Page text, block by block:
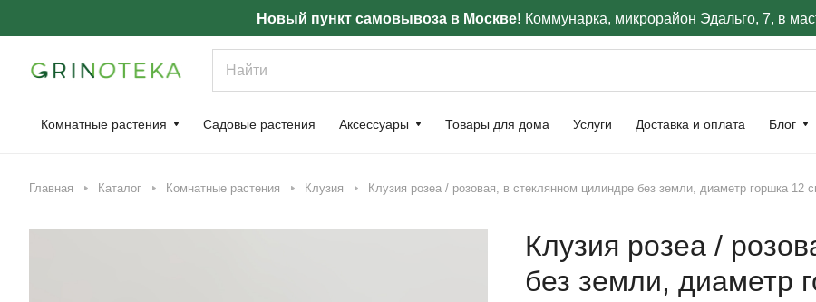
Новый пункт самовывоза в Москве! Коммунарка, микрорайон Эдальго, 7, в
Комнатные растения Садовые растения Аксессуары Товары для дома Услуги Доставка и оплата Блог
Главная Каталог Комнатные растения Клузия Клузия розеа / розовая, в стеклянном цилиндре без земли, диаметр горшка 12
Клузия розеа /
без земли, диаметр